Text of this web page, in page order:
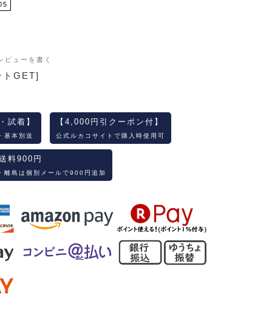
ビューを書く
トGET]
試着】
基本別送
【4,000円引クーポン付】
公式ルカコサイトで購入時使用可
料900円
離島は個別メールで900円追加